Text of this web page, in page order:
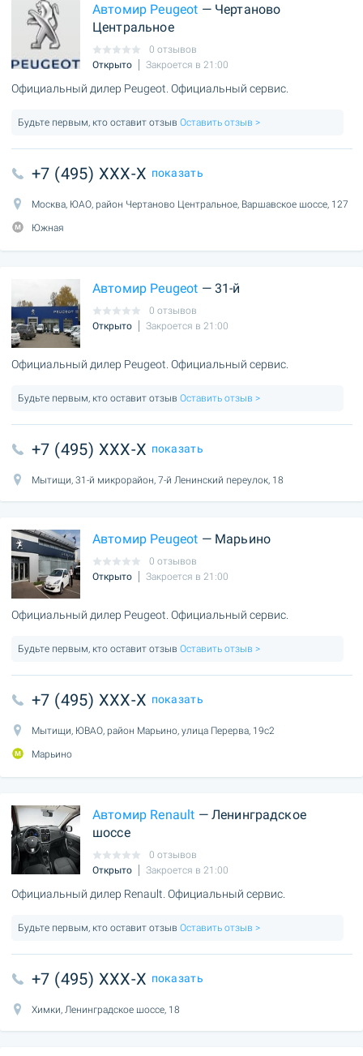
Автомир Peugeot — Чертаново
Центральное
0 отзывов
Открыто
Закроется в 21:00
Официальный дилер Peugeot. Официальный сервис.
Будьте первым, кто оставит отзыв Оставить отзыв >
+7 (495) XXX-X показать
Москва, ЮАО, район Чертаново Центральное, Варшавское шоссе, 127
Южная
Автомир Peugeot — 31-й
0 отзывов
Открыто
Закроется в 21:00
Официальный дилер Peugeot. Официальный сервис.
Будьте первым, кто оставит отзыв Оставить отзыв >
+7 (495) XXX-X показать
Мытищи, 31-й микрорайон, 7-й Ленинский переулок, 18
Автомир Peugeot — Марьино
0 отзывов
Открыто
Закроется в 21:00
Официальный дилер Peugeot. Официальный сервис.
Будьте первым, кто оставит отзыв Оставить отзыв >
+7 (495) XXX-X показать
Мытищи, ЮВАО, район Марьино, улица Перерва, 19с2
Марьино
Автомир Renault — Ленинградское
шоссе
0 отзывов
Открыто
Закроется в 21:00
Официальный дилер Renault. Официальный сервис.
Будьте первым, кто оставит отзыв Оставить отзыв >
+7 (495) XXX-X показать
Химки, Ленинградское шоссе, 18